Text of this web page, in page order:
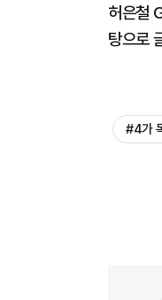
허은철
탕으로
#4가